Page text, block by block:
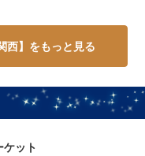
西】をもっと見る
ット